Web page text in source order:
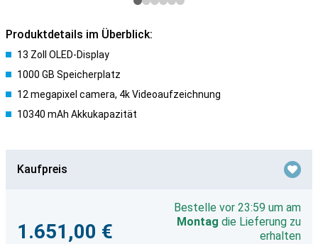
Produktdetails im Überblick:
13 Zoll OLED-Display
1000 GB Speicherplatz
12 megapixel camera, 4k Videoaufzeichnung
10340 mAh Akkukapazität
Kaufpreis
1.651,00 €
Bestelle vor 23:59 um am
Montag die Lieferung zu
erhalten